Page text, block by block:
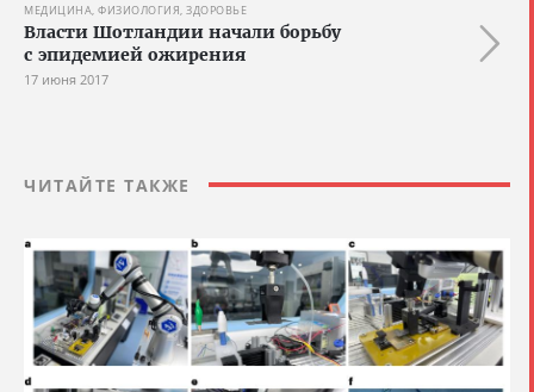
МЕДИЦИНА, ФИЗИОЛОГИЯ, ЗДОРОВЬЕ
Власти Шотландии начали борьбу
с эпидемией ожирения
17 июня 2017
ЧИТАЙТЕ ТАКЖЕ